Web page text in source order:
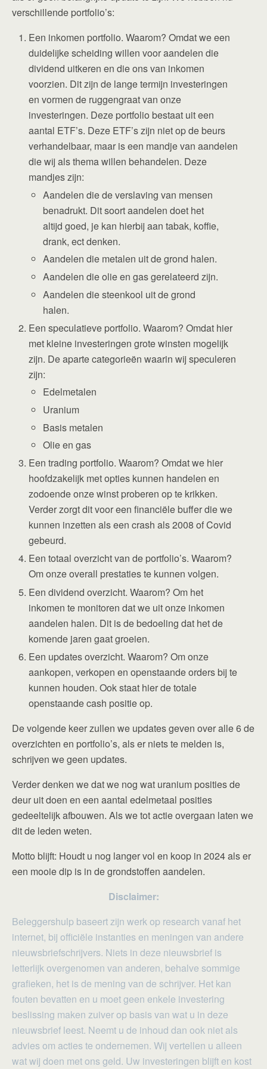
verschillende portfolio’s:
Een inkomen portfolio. Waarom? Omdat we een
duidelijke scheiding willen voor aandelen die
dividend uitkeren en die ons van inkomen
voorzien. Dit zijn de lange termijn investeringen
en vormen de ruggengraat van onze
investeringen. Deze portfolio bestaat uit een
aantal ETF’s. Deze ETF’s zijn niet op de beurs
verhandelbaar, maar is een mandje van aandelen
die wij als thema willen behandelen. Deze
mandjes zijn:
Aandelen die de verslaving van mensen
benadrukt. Dit soort aandelen doet het
altijd goed, je kan hierbij aan tabak, koffie,
drank, ect denken.
Aandelen die metalen uit de grond halen.
Aandelen die olie en gas gerelateerd zijn.
Aandelen die steenkool uit de grond
halen.
Een speculatieve portfolio. Waarom? Omdat hier
met kleine investeringen grote winsten mogelijk
zijn. De aparte categorieën waarin wij speculeren
zijn:
Edelmetalen
Uranium
Basis metalen
Olie en gas
Een trading portfolio. Waarom? Omdat we hier
hoofdzakelijk met opties kunnen handelen en
zodoende onze winst proberen op te krikken.
Verder zorgt dit voor een financiële buffer die we
kunnen inzetten als een crash als 2008 of Covid
gebeurd.
Een totaal overzicht van de portfolio’s. Waarom?
Om onze overall prestaties te kunnen volgen.
Een dividend overzicht. Waarom? Om het
inkomen te monitoren dat we uit onze inkomen
aandelen halen. Dit is de bedoeling dat het de
komende jaren gaat groeien.
Een updates overzicht. Waarom? Om onze
aankopen, verkopen en openstaande orders bij te
kunnen houden. Ook staat hier de totale
openstaande cash positie op.
De volgende keer zullen we updates geven over alle 6 de
overzichten en portfolio’s, als er niets te melden is,
schrijven we geen updates.
Verder denken we dat we nog wat uranium posities de
deur uit doen en een aantal edelmetaal posities
gedeeltelijk afbouwen. Als we tot actie overgaan laten we
dit de leden weten.
Motto blijft: Houdt u nog langer vol en koop in 2024 als er
een mooie dip is in de grondstoffen aandelen.
Disclaimer:
Beleggershulp baseert zijn werk op research vanaf het
internet, bij officiële instanties en meningen van andere
nieuwsbriefschrijvers. Niets in deze nieuwsbrief is
letterlijk overgenomen van anderen, behalve sommige
grafieken, het is de mening van de schrijver. Het kan
fouten bevatten en u moet geen enkele investering
beslissing maken zuiver op basis van wat u in deze
nieuwsbrief leest. Neemt u de inhoud dan ook niet als
advies om acties te ondernemen. Wij vertellen u alleen
wat wij doen met ons geld. Uw investeringen blijft en kost